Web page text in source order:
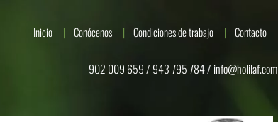
Inicio Conócenos Condiciones de trabajo Contacto
902 009 659 / 943 795 784 / info@holilaf.com